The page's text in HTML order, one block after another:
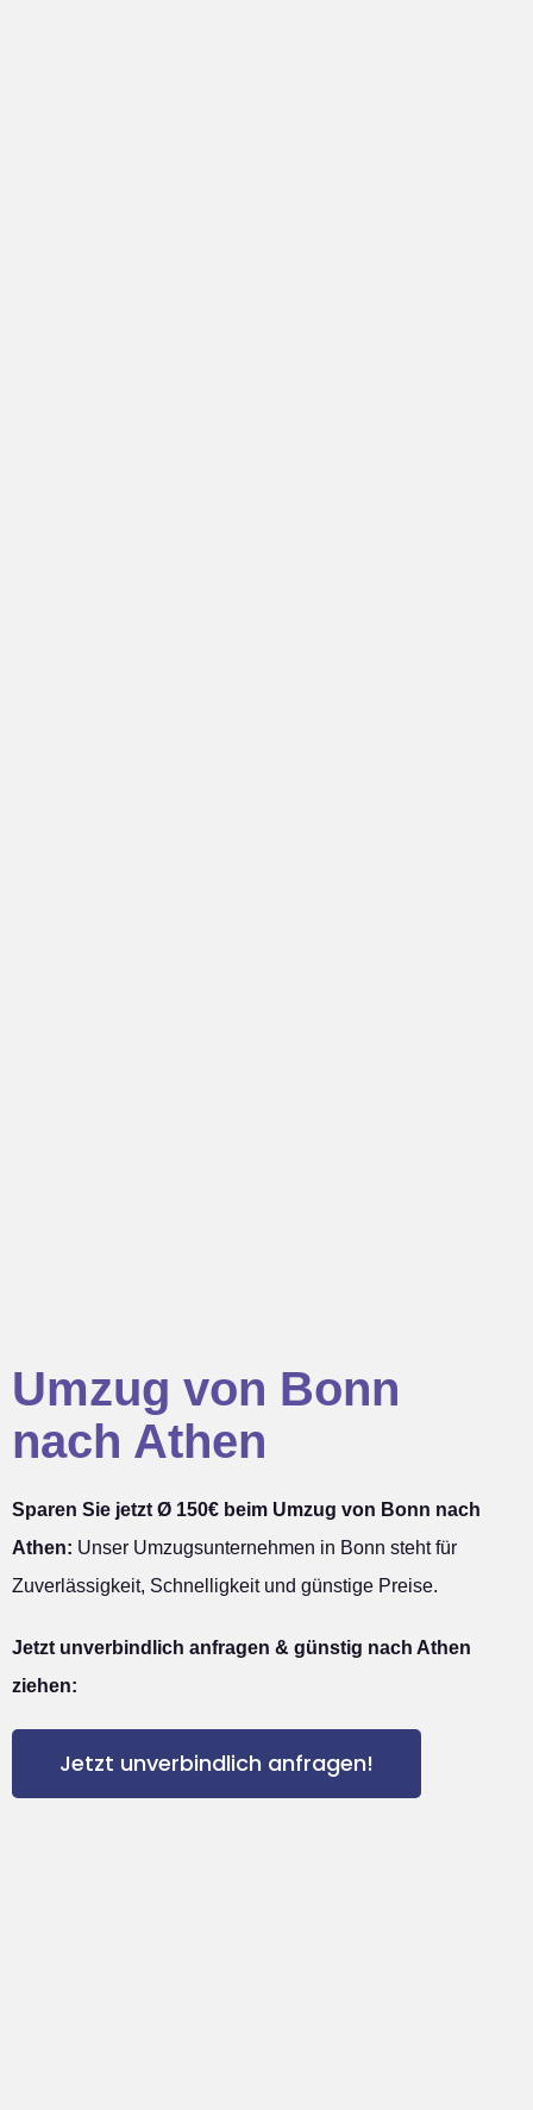
Umzug von Bonn
nach Athen
Sparen Sie jetzt Ø 150€ beim Umzug von Bonn nach
Athen: Unser Umzugsunternehmen in Bonn steht für
Zuverlässigkeit, Schnelligkeit und günstige Preise.
Jetzt unverbindlich anfragen & günstig nach Athen
ziehen:
Jetzt unverbindlich anfragen!